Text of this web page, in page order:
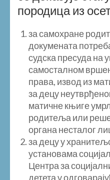
породица из
за самохране
докумената
судска пресуда на
самосталном
права, извод из
за децу
матичне књиге
родитеља или
органа несталог
за децу у
установама
Центра за
детета у